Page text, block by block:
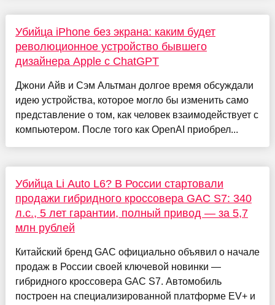
Убийца iPhone без экрана: каким будет
революционное устройство бывшего
дизайнера Apple с ChatGPT
Джони Айв и Сэм Альтман долгое время обсуждали
идею устройства, которое могло бы изменить само
представление о том, как человек взаимодействует с
компьютером. После того как OpenAI приобрел...
Убийца Li Auto L6? В России стартовали
продажи гибридного кроссовера GAC S7: 340
л.с., 5 лет гарантии, полный привод — за 5,7
млн рублей
Китайский бренд GAC официально объявил о начале
продаж в России своей ключевой новинки —
гибридного кроссовера GAC S7. Автомобиль
построен на специализированной платформе EV+ и